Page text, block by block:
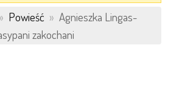
» Powieść » Agnieszka Lingas-
zakochani